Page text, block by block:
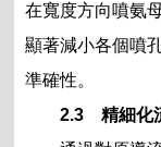
在寬度方向噴氨
顯著減小各個噴
準確性。
2.3 精細化